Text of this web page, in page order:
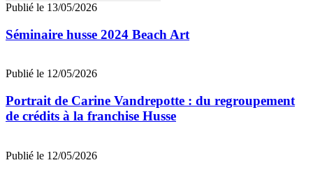
Publié le 13/05/2026
Séminaire husse 2024 Beach Art
Publié le 12/05/2026
Portrait de Carine Vandrepotte : du regroupement
de crédits à la franchise Husse
Publié le 12/05/2026